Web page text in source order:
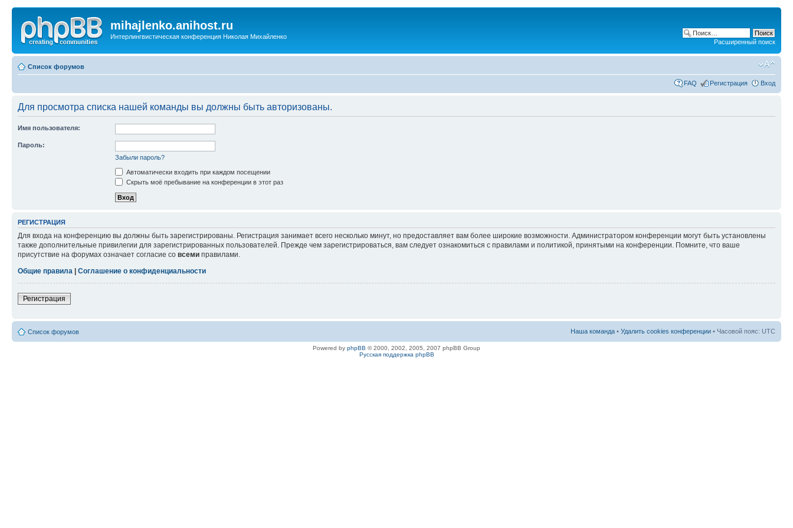
mihajlenko.anihost.ru
Интерлингвистическая конференция Николая Михайленко
Расширенный поиск
Список форумов
FAQ Регистрация Вход
Для просмотра списка нашей команды вы должны быть авторизованы.
Имя пользователя:
Пароль:
Забыли пароль?
Автоматически входить при каждом посещении
Скрыть моё пребывание на конференции в этот раз
РЕГИСТРАЦИЯ
Для входа на конференцию вы должны быть зарегистрированы. Регистрация занимает всего несколько минут, но предоставляет вам более широкие возможности. Администратором конференции могут быть установлены
также дополнительные привилегии для зарегистрированных пользователей. Прежде чем зарегистрироваться, вам следует ознакомиться с правилами и политикой, принятыми на конференции. Помните, что ваше
присутствие на форумах означает согласие со всеми правилами.
Общие правила
Соглашение о конфиденциальности
Регистрация
Список форумов Наша команда • Удалить cookies конференции • Часовой пояс: UTC
Powered by phpBB © 2000, 2002, 2005, 2007 phpBB Group
Русская поддержка phpBB